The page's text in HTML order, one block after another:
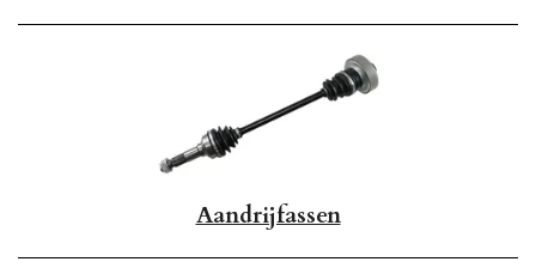
Aandrijfassen